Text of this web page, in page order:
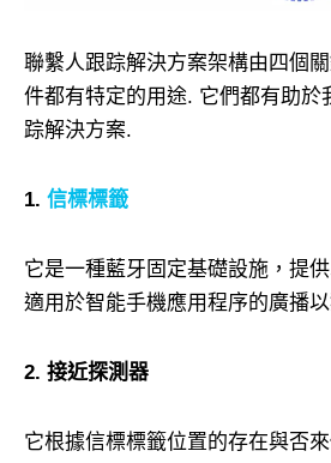
聯繫人跟踪解決方案架構由四個
件都有特定的用途. 它們都有助於
踪解決方案.
1. 信標標籤
它是一種藍牙固定基礎設施，提
適用於智能手機應用程序的廣播
2. 接近探測器
它根據信標標籤位置的存在與否